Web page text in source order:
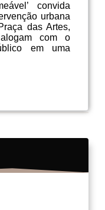
convida
urbana
das Artes,
com o
em uma